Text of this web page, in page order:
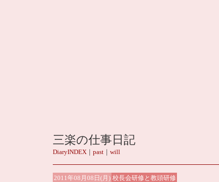
三楽の仕事日記
DiaryINDEX｜ past｜ will
2011年08月08日(月) 校長会研修と教頭研修